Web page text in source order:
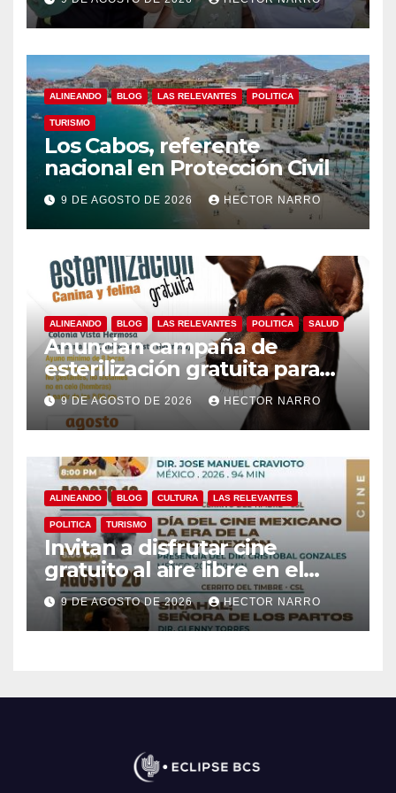
ALINEANDO BLOG LAS RELEVANTES POLITICA
TURISMO
Los Cabos, referente
nacional en Protección Civil
9 DE AGOSTO DE 2026 HECTOR NARRO
ALINEANDO BLOG LAS RELEVANTES POLITICA SALUD
Anuncian campaña de
esterilización gratuita para
perros y gatos en San José
del Cabo
9 DE AGOSTO DE 2026 HECTOR NARRO
ALINEANDO BLOG CULTURA LAS RELEVANTES
POLITICA TURISMO
Invitan a disfrutar cine
gratuito al aire libre en el
Cerrito del Timbre de Cabo
San Lucas
9 DE AGOSTO DE 2026 HECTOR NARRO